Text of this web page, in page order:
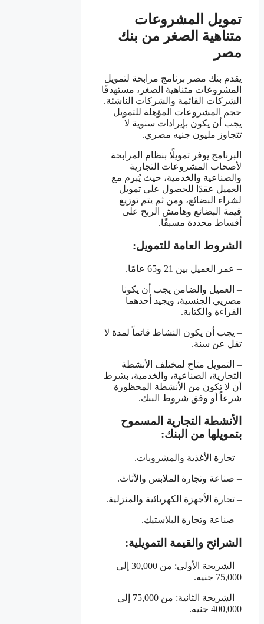
تمويل المشروعات
متناهية الصغر من بنك
مصر
يقدم بنك مصر برنامج مرابحة لتمويل
المشروعات متناهية الصغر، مستهدفًا
الشركات القائمة والشركات الناشئة.
حجم المشروعات المؤهلة للتمويل
يجب أن يكون بإيرادات سنوية لا
تتجاوز مليون جنيه مصري.
البرنامج يوفر تمويلًا بنظام المرابحة
لأصحاب المشروعات التجارية
والصناعية والخدمية، حيث يُبرم مع
العميل عقدًا للحصول على تمويل
لشراء البضائع، ومن ثم يتم توزيع
قيمة البضائع وهامش الربح على
أقساط محددة مسبقًا.
الشروط العامة للتمويل:
– عمر العميل بين 21 و65 عامًا.
– العميل والضامن يجب أن يكونا
مصريي الجنسية، ويجيد أحدهما
القراءة والكتابة.
– يجب أن يكون النشاط قائماً لمدة لا
تقل عن سنة.
– التمويل متاح لمختلف الأنشطة
التجارية، الصناعية، والخدمية، بشرط
أن لا تكون من الأنشطة المحظورة
شرعاً أو وفق شروط البنك.
الأنشطة التجارية المسموح
بتمويلها من البنك:
– تجارة الأغذية والمشروبات.
– صناعة وتجارة الملابس والأثاث.
– تجارة الأجهزة الكهربائية والمنزلية.
– صناعة وتجارة البلاستيك.
الشرائح والقيمة التمويلية:
– الشريحة الأولى: من 30,000 إلى
75,000 جنيه.
– الشريحة الثانية: من 75,000 إلى
400,000 جنيه.